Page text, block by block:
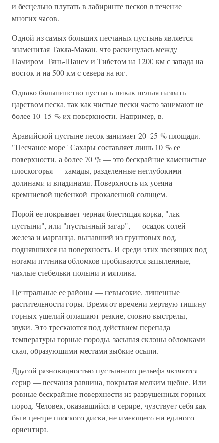
и бесцельно плутать в лабиринте песков в течение
многих часов.
Одной из самых больших песчаных пустынь является
знаменитая Такла-Макан, что раскинулась между
Памиром, Тянь-Шанем и Тибетом на 1200 км с запада на
восток и на 500 км с севера на юг.
Однако большинство пустынь никак нельзя назвать
царством песка, так как чистые пески часто занимают не
более 10–15 % их поверхности. Например, в.
Аравийской пустыне песок занимает 20–25 % площади.
"Песчаное море" Сахары составляет лишь 10 % ее
поверхности, а более 70 % — это бескрайние каменистые
плоскогорья — хамады, разделенные неглубокими
долинами и впадинами. Поверхность их усеяна
кремниевой щебенкой, прокаленной солнцем.
Порой ее покрывает черная блестящая корка, "лак
пустыни", или "пустынный загар", — осадок солей
железа и марганца, выпавший из грунтовых вод,
поднявшихся на поверхность. И среди этих звенящих под
ногами путника обломков пробиваются запыленные,
чахлые стебельки полыни и мятлика.
Центральные ее районы — невысокие, лишенные
растительности горы. Время от времени мертвую тишину
горных ущелий оглашают резкие, словно выстрелы,
звуки. Это трескаются под действием перепада
температуры горные породы, засыпая склоны обломками
скал, образующими местами зыбкие осыпи.
Другой разновидностью пустынного рельефа являются
серир — песчаная равнина, покрытая мелким щебне. Или
ровные бескрайние поверхности из разрушенных горных
пород. Человек, оказавшийся в серире, чувствует себя как
бы в центре плоского диска, не имеющего ни единого
ориентира.